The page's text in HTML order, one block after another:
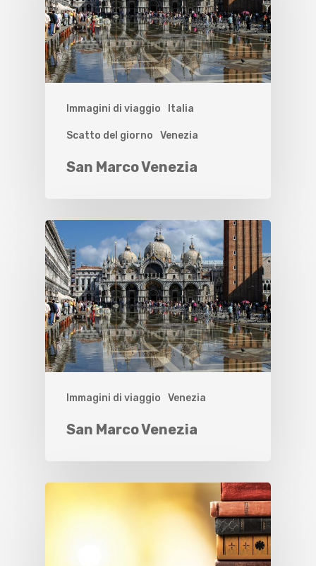
Immagini di viaggio Italia
Scatto del giorno Venezia
San Marco Venezia
Immagini di viaggio Venezia
San Marco Venezia